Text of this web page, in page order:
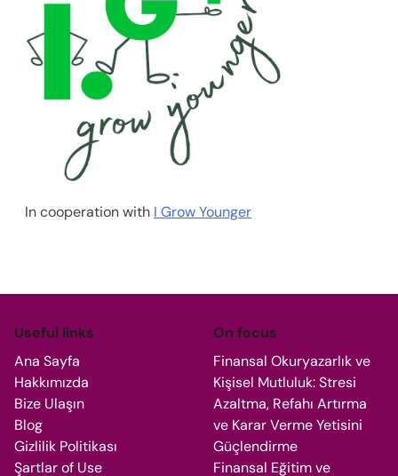
In cooperation with I Grow Younger
Useful links
Ana Sayfa
Hakkımızda
Bize Ulaşın
Blog
Gizlilik Politikası
Şartlar of Use
On focus
Finansal Okuryazarlık ve
Kişisel Mutluluk: Stresi
Azaltma, Refahı Artırma
ve Karar Verme Yetisini
Güçlendirme
Finansal Eğitim ve